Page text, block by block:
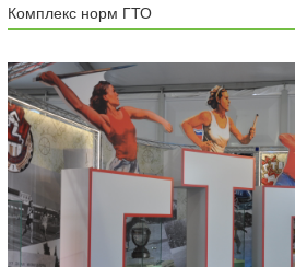
Комплекс норм ГТО